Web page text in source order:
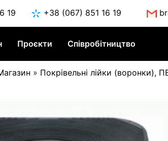
19 +38 (067) 851 16 19
Проєкти Співробітництво
» Покрівельні лійки (воронки),